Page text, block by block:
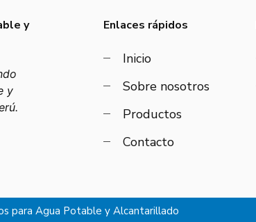
y
y
Enlaces rápidos
Inicio
Sobre nosotros
Productos
Contacto
para Agua Potable y Alcantarillado